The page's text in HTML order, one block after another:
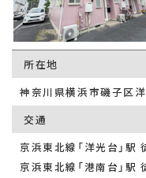
所在地
神奈川県横浜市磯子区
交通
京浜東北線「洋光台」駅
京浜東北線「港南台」駅